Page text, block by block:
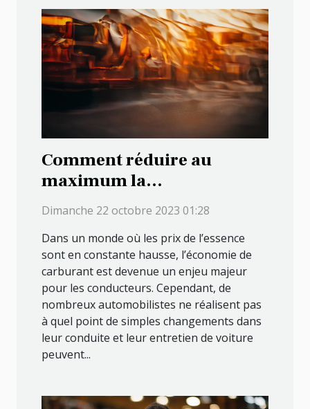
Comment réduire au
maximum la
consommation en essence
de votre véhicule ?
Dimanche 22 octobre 2023 01:28
Dans un monde où les prix de l’essence
sont en constante hausse, l’économie de
carburant est devenue un enjeu majeur
pour les conducteurs. Cependant, de
nombreux automobilistes ne réalisent pas
à quel point de simples changements dans
leur conduite et leur entretien de voiture
peuvent...